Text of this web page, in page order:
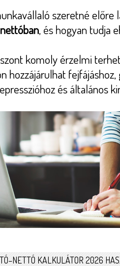
szeretné előre
, és hogyan tudja
komoly érzelmi
hozzájárulhat
és általános
KALKULÁTOR 2026